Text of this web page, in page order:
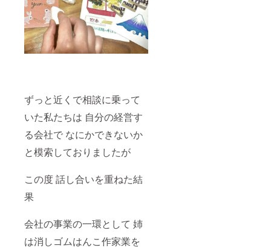
ずっと近くで相談に乗って
いた私たちは 自分の経営す
る会社で なにかできないか
と模索しておりましたが
この度 話し合いを重ねた結
果
会社の事業の一環として 姉
は消しゴムはんこ作家業を